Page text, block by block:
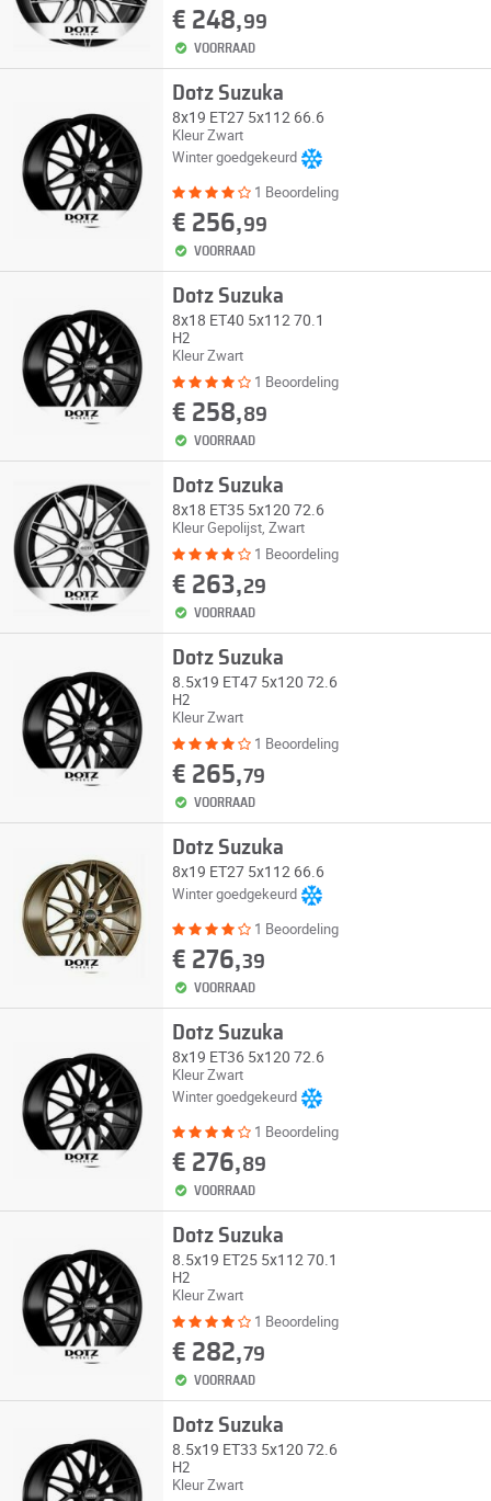
€ 248,99
VOORRAAD
Dotz Suzuka
8x19 ET27 5x112 66.6
Kleur Zwart
Winter goedgekeurd
1 Beoordeling
€ 256,99
VOORRAAD
Dotz Suzuka
8x18 ET40 5x112 70.1
H2
Kleur Zwart
1 Beoordeling
€ 258,89
VOORRAAD
Dotz Suzuka
8x18 ET35 5x120 72.6
Kleur Gepolijst, Zwart
1 Beoordeling
€ 263,29
VOORRAAD
Dotz Suzuka
8.5x19 ET47 5x120 72.6
H2
Kleur Zwart
1 Beoordeling
€ 265,79
VOORRAAD
Dotz Suzuka
8x19 ET27 5x112 66.6
Winter goedgekeurd
1 Beoordeling
€ 276,39
VOORRAAD
Dotz Suzuka
8x19 ET36 5x120 72.6
Kleur Zwart
Winter goedgekeurd
1 Beoordeling
€ 276,89
VOORRAAD
Dotz Suzuka
8.5x19 ET25 5x112 70.1
H2
Kleur Zwart
1 Beoordeling
€ 282,79
VOORRAAD
Dotz Suzuka
8.5x19 ET33 5x120 72.6
H2
Kleur Zwart